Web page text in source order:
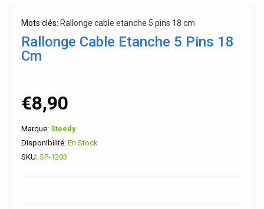
Mots clés: Rallonge cable etanche 5 pins 18 cm
Rallonge Cable Etanche 5 Pins 18
Cm
€8,90
Marque: Steedy
Disponibilité: En Stock
SKU: SP-1203